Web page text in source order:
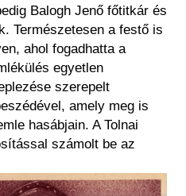
Balogh Jenő főtitkár és
Természetesen a festő is
ahol fogadhatta a
egyetlen
szerepelt
amely meg is
hasábjain. A Tolnai
számolt be az